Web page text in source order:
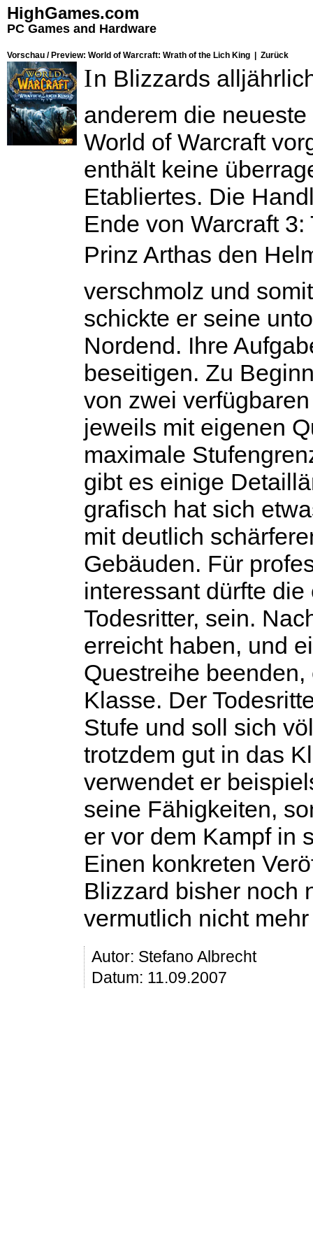
HighGames.com
PC Games and Hardware
Vorschau / Preview: World of Warcraft: Wrath of the Lich King | Zurück
In Blizzards
anderem die
World of Warcraft
enthält keine
Etabliertes. Die
Ende von Warcraft 3:
Prinz Arthas den
verschmolz und
schickte er seine
Nordend. Ihre
beseitigen. Zu
von zwei
jeweils mit eigenen
maximale
gibt es einige
grafisch hat sich
mit deutlich
Gebäuden. Für
interessant dürfte
Todesritter, sein.
erreicht haben, und
Questreihe
Klasse. Der
Stufe und soll sich
trotzdem gut in das
verwendet er
seine Fähigkeiten,
er vor dem Kampf in
Einen konkreten
Blizzard bisher noch
vermutlich nicht
Autor: Stefano Albrecht
Datum: 11.09.2007